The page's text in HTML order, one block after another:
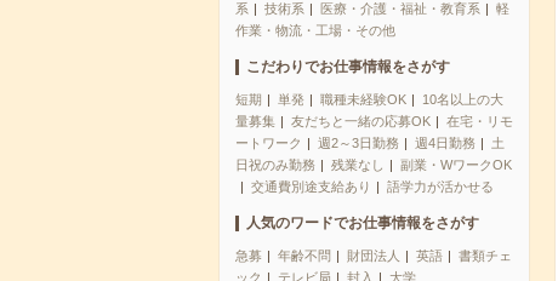
系
技術系 医療・介護・福祉・教育系
軽
作業・物流・工場・その他
こだわりでお仕事情報をさがす
短期 単発 職種未経験OK
10名以上の大
量募集
友だちと一緒の応募OK
在宅・リモ
ートワーク
週2～3日勤務 週4日勤務
土
日祝のみ勤務
残業なし
副業・WワークOK
交通費別途支給あり
語学力が活かせる
人気のワードでお仕事情報をさがす
急募 年齢不問 財団法人 英語
書類チェ
ック
テレビ局 封入 大学